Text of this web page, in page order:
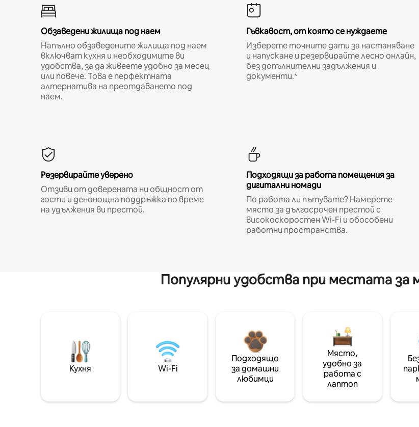
Обзаведени жилища под наем
Напълно обзаведените жилища под наем
включват кухня и необходимите ви
удобства, за да живеете удобно за месец
или повече. Това е перфектната
алтернатива на преотдаването под
наем.
Гъвкавост, от която се нуждаете
Изберете точните дати за настаняване
и напускане и резервирайте лесно онлайн,
без допълнителни задължения и
документи.*
Резервирайте уверено
Отзиви от доверената ни общност от
гости и денонощна поддръжка по време
на удължения ви престой.
Подходящи за работа помещения за
дигитални номади
По работа ли пътувате? Намерете
място за дългосрочен престой с
високоскоростен Wi-Fi и обособени
работни пространства.
Популярни удобства при местата за
Кухня Wi-Fi
Подходящо
за домашни
любимци
Място,
удобно за
работа с
лаптоп